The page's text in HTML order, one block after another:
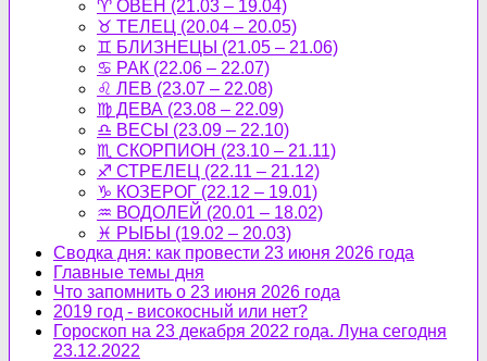
♈ ОВЕН (21.03 – 19.04)
♉ ТЕЛЕЦ (20.04 – 20.05)
♊ БЛИЗНЕЦЫ (21.05 – 21.06)
♋ РАК (22.06 – 22.07)
♌ ЛЕВ (23.07 – 22.08)
♍ ДЕВА (23.08 – 22.09)
♎ ВЕСЫ (23.09 – 22.10)
♏ СКОРПИОН (23.10 – 21.11)
♐ СТРЕЛЕЦ (22.11 – 21.12)
♑ КОЗЕРОГ (22.12 – 19.01)
♒ ВОДОЛЕЙ (20.01 – 18.02)
♓ РЫБЫ (19.02 – 20.03)
Сводка дня: как провести 23 июня 2026 года
Главные темы дня
Что запомнить о 23 июня 2026 года
2019 год - високосный или нет?
Гороскоп на 23 декабря 2022 года. Луна сегодня
23.12.2022